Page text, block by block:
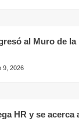
al Muro de la
9, 2026
HR y se acerca